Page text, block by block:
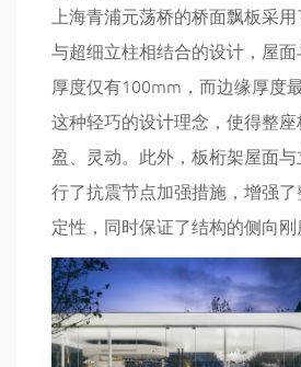
上海青浦元荡桥的桥面飘板采
与超细立柱相结合的设计，屋
厚度仅有100mm，而边缘厚度
这种轻巧的设计理念，使得整
盈、灵动。此外，板桁架屋面
行了抗震节点加强措施，增强
定性，同时保证了结构的侧向刚